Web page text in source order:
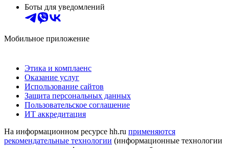
Боты для уведомлений
Мобильное приложение
Этика и комплаенс
Оказание услуг
Использование сайтов
Защита персональных данных
Пользовательское соглашение
ИТ аккредитация
На информационном ресурсе hh.ru применяются
рекомендательные технологии (информационные технологии